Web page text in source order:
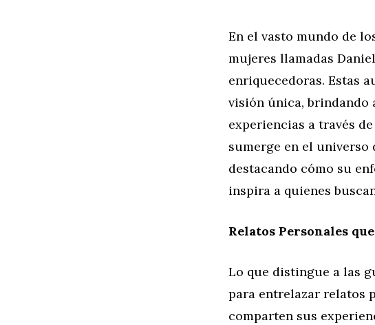
En el vasto mundo de
mujeres llamadas
enriquecedoras. Estas
visión única, brindando
experiencias a través
sumerge en el universo
destacando cómo su
inspira a quienes
Relatos Personales
Lo que distingue a las
para entrelazar relatos
comparten sus